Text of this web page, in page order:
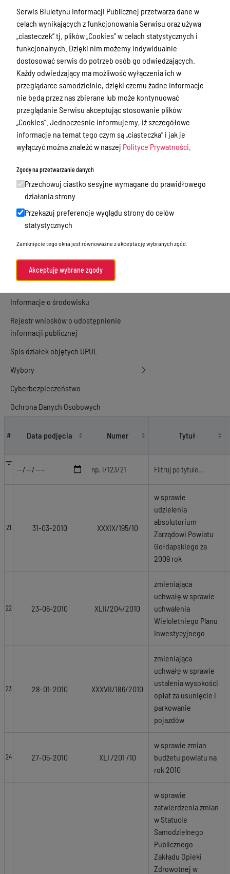
Praca w Starostwie
Akty prawne
Informacje, konkursy, ogłoszenia
Plan postępowań o udzielenie
zamówień publicznych
Menu Podmiotowe
Nieodpłatna Pomoc Prawna w Powiecie
Gołdapskim
Wykazy danych o dokumentach
zawierających informacje o środowisku
i jego ochronie
Audyty i kontrole
Organizacje pozarządowe
Informacje Wydziałów
Kontrola zarządcza i audyt
Konsultacje społeczne
Informacje o środowisku
Rejestr wniosków o udostępnienie
informacji publicznej
Spis działek objętych UPUL
Wybory
Cyberbezpieczeństwo
Ochrona Danych Osobowych
# Data podjęcia Numer Tytuł
21 31-03-2010 XXXIX/195/10
w sprawie
udzielenia
absolutorium
Zarządowi Powiatu
Gołdapskiego za
2009 rok
22 23-06-2010 XLII/204/2010
zmieniająca
uchwałę w sprawie
uchwalenia
Wieloletniego Planu
Inwestycyjnego
23 28-01-2010 XXXVII/186/2010
zmieniająca
uchwałę w sprawie
ustalenia wysokości
opłat za usunięcie i
parkowanie
pojazdów
24 27-05-2010 XLI /201 /10
w sprawie zmian
budżetu powiatu na
rok 2010
w sprawie
zatwierdzenia zmian
w Statucie
Samodzielnego
Publicznego
Zakładu Opieki
Zdrowotnej w
Serwis Biuletynu Informacji Publicznej przetwarza dane w
celach wynikających z funkcjonowania Serwisu oraz używa
„ciasteczek” tj. plików „Cookies” w celach statystycznych i
funkcjonalnych. Dzięki nim możemy indywidualnie
dostosować serwis do potrzeb osób go odwiedzających.
Każdy odwiedzający ma możliwość wyłączenia ich w
przeglądarce samodzielnie, dzięki czemu żadne informacje
nie będą przez nas zbierane lub może kontynuować
przeglądanie Serwisu akceptując stosowanie plików
„Cookies”. Jednocześnie informujemy, iż szczegółowe
informacje na temat tego czym są „ciasteczka” i jak je
wyłączyć można znaleźć w naszej Polityce Prywatności
Zgody na przetwarzanie danych
Przechowuj ciastko sesyjne wymagane do prawidłowego
działania strony
Przekazuj preferencje wyglądu strony do celów
statystycznych
Zamknięcie tego okna jest równoważne z akceptację wybranych zgód.
Akceptuję wybrane zgody